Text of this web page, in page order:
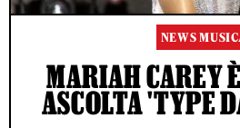
NEWS
MARIAH CAREY
ASCOLTA 'TYPE